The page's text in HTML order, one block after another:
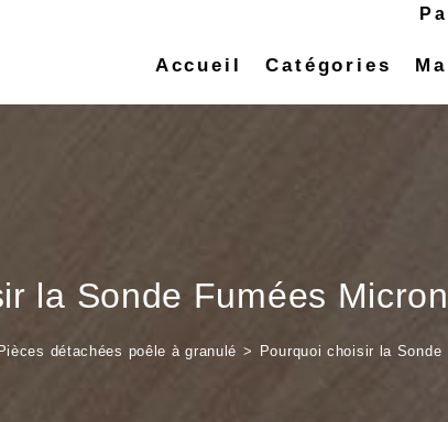
Accueil Catégories
la Sonde Fumées
Pièces détachées poêle à granulé > Pourquoi choisir la